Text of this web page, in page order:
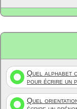
Quel alphabet
pour écrire un
Quel